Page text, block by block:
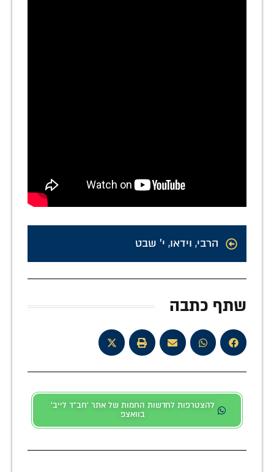
הרבי, וידאו, י' שבט
שתף כתבה
להצטרפות לחדשות החמות של אתר 'חב"ד לייב'
בוואצפ